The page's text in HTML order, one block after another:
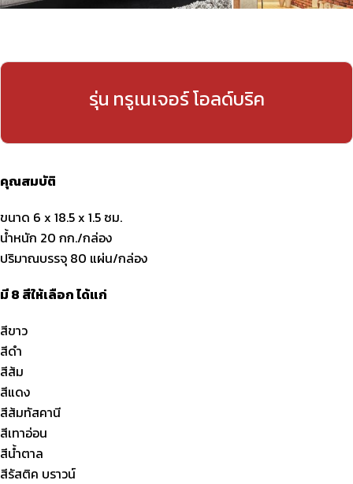
รุ่น ทรูเนเจอร์ โอลด์บริค
คุณสมบัติ
ขนาด 6 x 18.5 x 1.5 ซม.
น้ำหนัก 20 กก./กล่อง
ปริมาณบรรจุ 80 แผ่น/กล่อง
มี 8 สีให้เลือก ได้แก่
สีขาว
สีดำ
สีส้ม
สีแดง
สีส้มทัสคานี
สีเทาอ่อน
สีน้ำตาล
สีรัสติค บราวน์